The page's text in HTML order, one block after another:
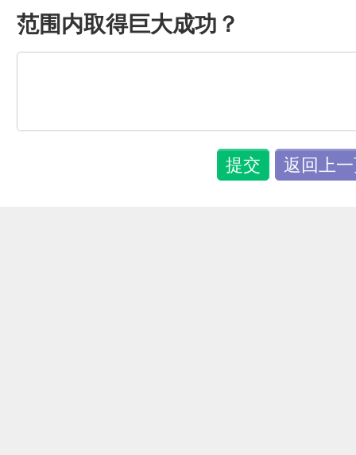
范围内取得巨大成功？